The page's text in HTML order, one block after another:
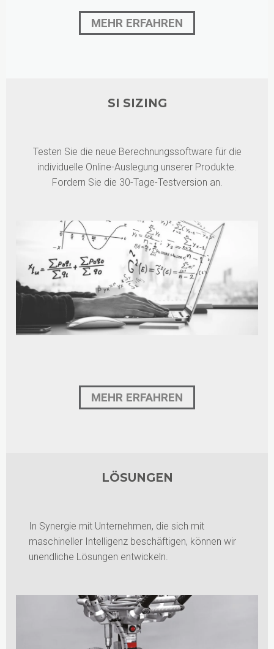
MEHR ERFAHREN
SI SIZING
Testen Sie die neue Berechnungssoftware für die
individuelle Online-Auslegung unserer Produkte.
Fordern Sie die 30-Tage-Testversion an.
MEHR ERFAHREN
LÖSUNGEN
In Synergie mit Unternehmen, die sich mit
maschineller Intelligenz beschäftigen, können wir
unendliche Lösungen entwickeln.